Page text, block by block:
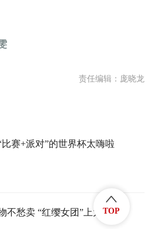
责任编辑：庞晓龙
赛+派对”的世界杯太嗨啦
不愁卖 “红缨女团”上大分！
TOP